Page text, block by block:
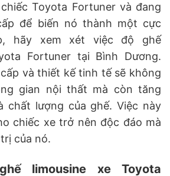
Toyota Fortuner và đang
để biến nó thành một cực
hãy xem xét việc độ ghế
Fortuner tại Bình Dương.
và thiết kế tinh tế sẽ không
gian nội thất mà còn tăng
chất lượng của ghế. Việc này
chiếc xe trở nên độc đáo mà
của nó.
limousine xe Toyota